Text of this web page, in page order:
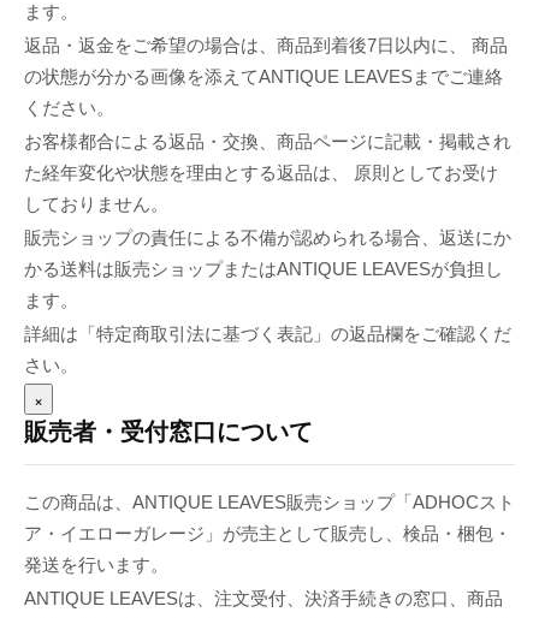
ます。
返品・返金をご希望の場合は、商品到着後7日以内に、 商品
の状態が分かる画像を添えてANTIQUE LEAVESまでご連絡
ください。
お客様都合による返品・交換、商品ページに記載・掲載され
た経年変化や状態を理由とする返品は、 原則としてお受け
しておりません。
販売ショップの責任による不備が認められる場合、返送にか
かる送料は販売ショップまたはANTIQUE LEAVESが負担し
ます。
詳細は「特定商取引法に基づく表記」の返品欄をご確認くだ
さい。
×
販売者・受付窓口について
この商品は、ANTIQUE LEAVES販売ショップ「ADHOCスト
ア・イエローガレージ」が売主として販売し、検品・梱包・
発送を行います。
ANTIQUE LEAVESは、注文受付、決済手続きの窓口、商品